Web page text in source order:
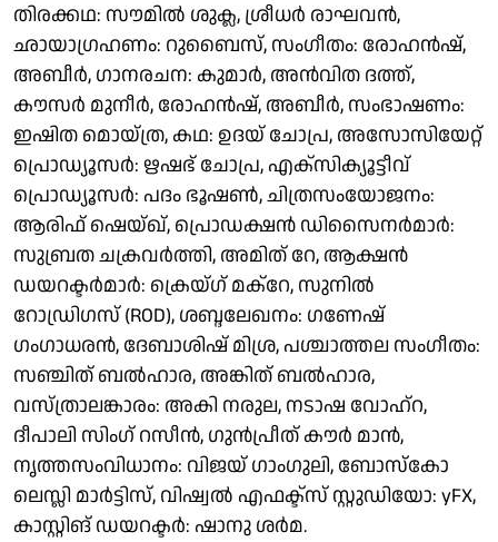
തിരക്കഥ: സൗമിൽ ശുക്ല, ശ്രീധർ രാഘവൻ,
ഛായാഗ്രഹണം: റുബൈസ്, സംഗീതം: രോഹൻഷ്,
അബീർ, ഗാനരചന: കുമാർ, അൻവിത ദത്ത്,
കൗസർ മുനീർ, രോഹൻഷ്, അബീർ, സംഭാഷണം:
ഇഷിത മൊയ്ത്ര, കഥ: ഉദയ് ചോപ്ര, അസോസിയേറ്റ്
പ്രൊഡ്യൂസർ: ഋഷഭ് ചോപ്ര, എക്സിക്യൂട്ടീവ്
പ്രൊഡ്യൂസർ: പദം ഭൂഷൺ, ചിത്രസംയോജനം:
ആരിഫ് ഷെയ്ഖ്, പ്രൊഡക്ഷൻ ഡിസൈനർമാർ:
സുബ്രത ചക്രവർത്തി, അമിത് റേ, ആക്ഷൻ
ഡയറക്ടർമാർ: ക്രെയ്ഗ് മക്റേ, സുനിൽ
റോഡ്രിഗസ് (ROD), ശബ്ദലേഖനം: ഗണേഷ്
ഗംഗാധരൻ, ദേബാശിഷ് മിശ്ര, പശ്ചാത്തല സംഗീതം:
സഞ്ചിത് ബൽഹാര, അങ്കിത് ബൽഹാര,
വസ്ത്രാലങ്കാരം: അകി നരുല, നടാഷ വോഹ്റ,
ദീപാലി സിംഗ് റസീൻ, ഗുൻപ്രീത് കൗർ മാൻ,
നൃത്തസംവിധാനം: വിജയ് ഗാംഗുലി, ബോസ്കോ
ലെസ്ലി മാർട്ടിസ്, വിഷ്വൽ എഫക്ട്സ് സ്റ്റുഡിയോ: yFX,
കാസ്റ്റിങ് ഡയറക്ടർ: ഷാനു ശർമ.